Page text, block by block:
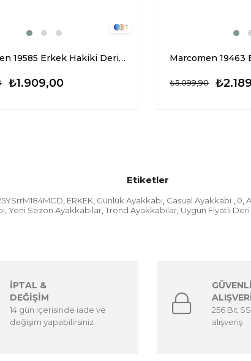
1
Marcomen 19585 Erkek Hakiki Deri Casual Ayakkabı Taba
₺1.909,00 ₺5.099,90
Etiketler
, ERKEK, Günlük Ayakkabı, Casual Ayakkabı , 0,
, Yeni Sezon Ayakkabılar, Trend Ayakkabılar, Uygun Fiyatlı
İPTAL &
DEĞİŞİM
14 gün içerisinde iade ve
değişim yapabilirsiniz
GÜVENLİ
256 Bit
alışveriş